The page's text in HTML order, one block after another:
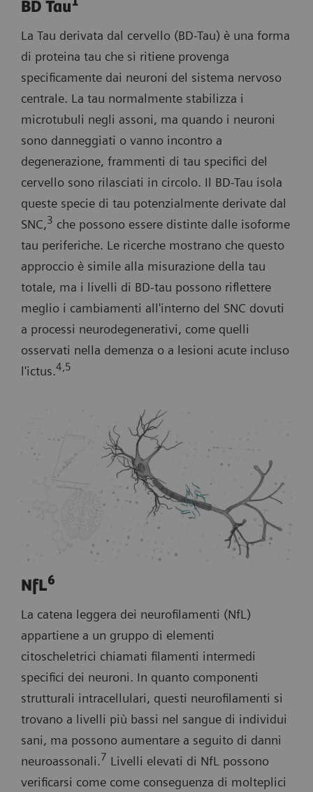
BD Tau
La Tau derivata dal cervello (BD-Tau) è una forma
di proteina tau che si ritiene provenga
specificamente dai neuroni del sistema nervoso
centrale. La tau normalmente stabilizza i
microtubuli negli assoni, ma quando i neuroni
sono danneggiati o vanno incontro a
degenerazione, frammenti di tau specifici del
cervello sono rilasciati in circolo. Il BD-Tau isola
queste specie di tau potenzialmente derivate dal
SNC,3 che possono essere distinte dalle isoforme
tau periferiche. Le ricerche mostrano che questo
approccio è simile alla misurazione della tau
totale, ma i livelli di BD-tau possono riflettere
meglio i cambiamenti all'interno del SNC dovuti
a processi neurodegenerativi, come quelli
osservati nella demenza o a lesioni acute incluso
l'ictus.4,5
NfL6
La catena leggera dei neurofilamenti (NfL)
appartiene a un gruppo di elementi
citoscheletrici chiamati filamenti intermedi
specifici dei neuroni. In quanto componenti
strutturali intracellulari, questi neurofilamenti si
trovano a livelli più bassi nel sangue di individui
sani, ma possono aumentare a seguito di danni
neuroassonali.7 Livelli elevati di NfL possono
verificarsi come come conseguenza di molteplici